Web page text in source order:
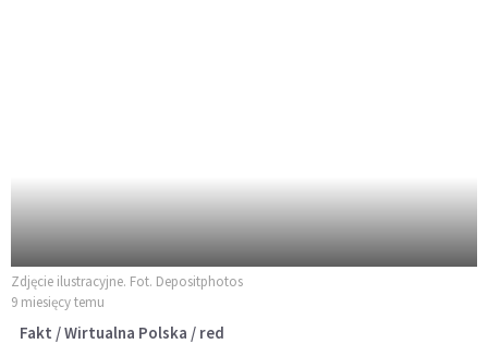
Zdjęcie ilustracyjne. Fot. Depositphotos
9 miesięcy temu
Fakt / Wirtualna Polska / red